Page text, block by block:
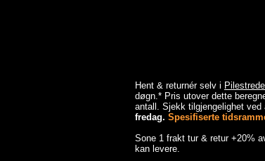
Hent & returnér selv i
døgn.* Pris utover dette
antall. Sjekk tilgjengelighet
fredag. Spesifiserte
Sone 1 frakt tur & retur +20%
kan levere.